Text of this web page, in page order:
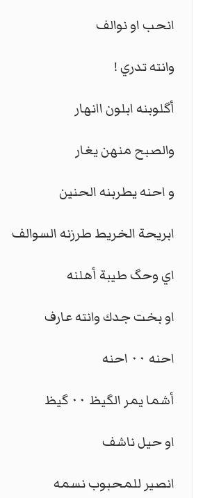
انحب او نوالف
وانته تدري !
أگلوبنه ابلون اانهار
والصبح منهن يغار
و احنه يطربنه الحنين
ابريحة الخريط طرزنه السوالف
اي وحگ طيبة أهلنه
او بخت جدك وانته عارف
احنه ٠٠ احنه
أشما يمر الگيظ ٠٠ گيظ
او حيل ناشف
انصير للمحبوب نسمه